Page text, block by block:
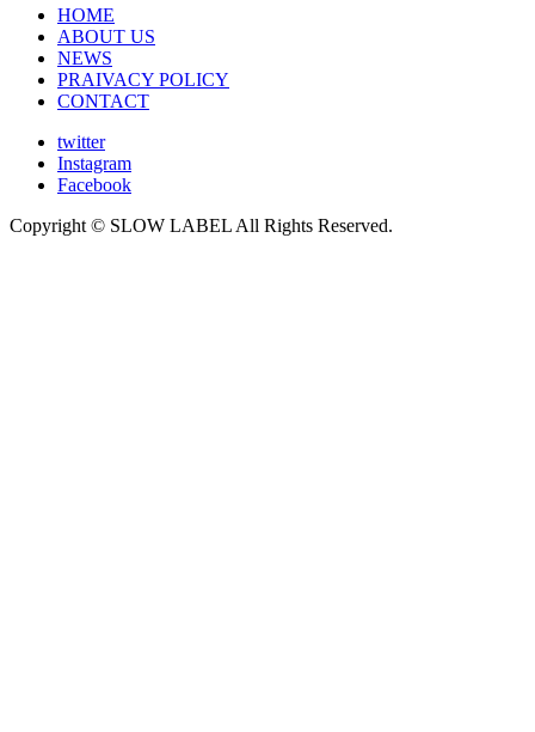
HOME
ABOUT US
NEWS
PRAIVACY POLICY
CONTACT
twitter
Instagram
Facebook
Copyright © SLOW LABEL All Rights Reserved.